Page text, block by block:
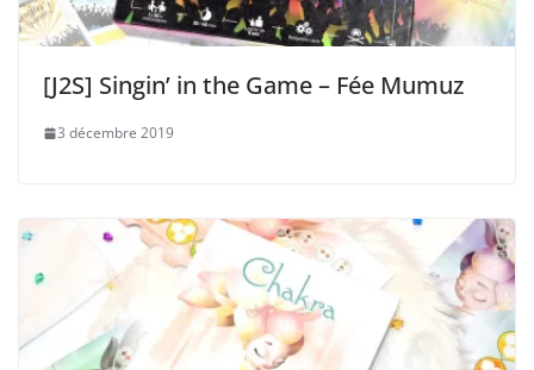
[J2S] Singin’ in the Game – Fée Mumuz
3 décembre 2019